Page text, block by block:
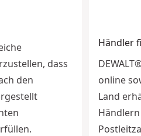
dass
den
Händler
online
Land